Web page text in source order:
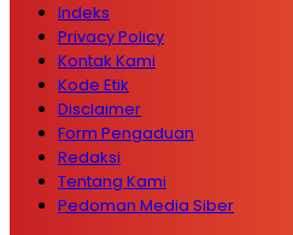
Indeks
Privacy Policy
Kontak Kami
Kode Etik
Disclaimer
Form Pengaduan
Redaksi
Tentang Kami
Pedoman Media Siber